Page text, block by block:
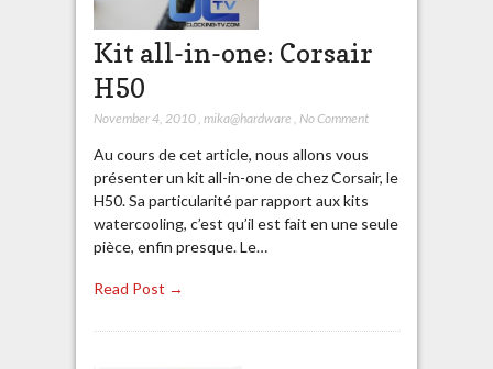
Kit all-in-one: Corsair
H50
November 4, 2010, mika@hardware No Comment
Au cours de cet article, nous allons vous
présenter un kit all-in-one de chez Corsair, le
H50. Sa particularité par rapport aux kits
watercooling, c’est qu’il est fait en une seule
pièce, enfin presque. Le…
Read Post →